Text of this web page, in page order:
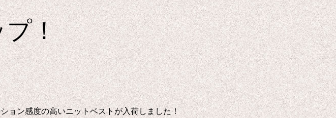
プ！
ョン感度の高いニットベストが入荷しました！